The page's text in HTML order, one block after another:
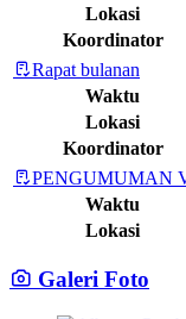
Lokasi
Koordinator
Rapat bulanan
Waktu
Lokasi
Koordinator
PENGUMUMAN
Waktu
Lokasi
Jadwal dan Agenda
Galeri Foto